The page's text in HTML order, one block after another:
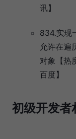
讯】
834.实现
允许在遍
对象【热
百度】
初级开发者